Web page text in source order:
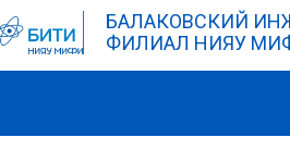
БАЛАКОВСКИЙ
ФИЛИАЛ НИЯУ